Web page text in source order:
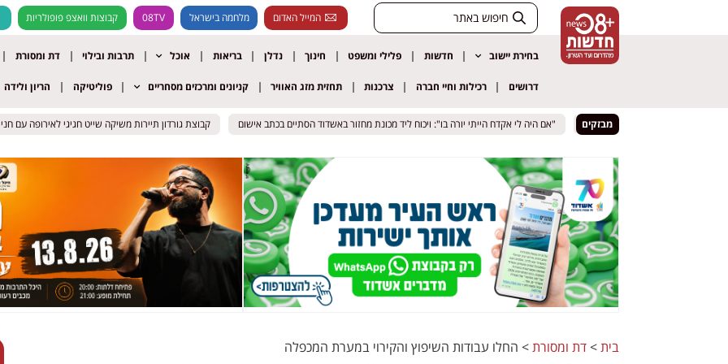
המייל האדום מלחמה בישראל 08TV קבוצות וואצפ פופולריות
בחירת יישוב חדשות פלילי ומשפט חינוך נדלן בריאות אוכל תרבות ובילוי דת ומסורת
דרושים רכילות וחיי חברה צרכנות תחזית מזג האוויר קניונים ומרכזים מסחריים פוליטיקה הריון ולידה
מבזקיםסכין ואיים לדקור עובר אורח "אם היה לי אקדח הייתי יורה בו": ויכוח ליד מכונת מחזור באשדוד הסתיים בכתב אישום קבוצת גורדון תיירות משיקה שייט חגיגי לאירופה עם חני סכין ואיים לדקור עובר אורח "אם היה לי אקדח הייתי יורה בו": ויכוח ליד מכונת מחזור באשדוד הסתיים בכתב אישום קבוצת גורדון תיירות משיקה שייט חגיגי לאירופה עם חני
בית>דת ומסורת> החלו עבודות השיפוץ והקירוי במערת המכפלה